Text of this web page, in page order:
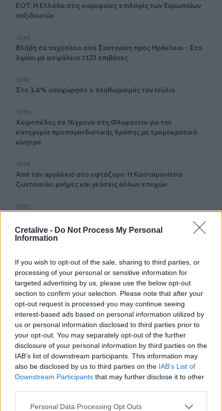
Cretalive - Do Not Process My Personal
Information
If you wish to opt-out of the sale, sharing to third parties, or
processing of your personal or sensitive information for
targeted advertising by us, please use the below opt-out
section to confirm your selection. Please note that after your
opt-out request is processed you may continue seeing
interest-based ads based on personal information utilized by
us or personal information disclosed to third parties prior to
your opt-out. You may separately opt-out of the further
disclosure of your personal information by third parties on the
IAB’s list of downstream participants. This information may
also be disclosed by us to third parties on the IAB’s List of
Downstream Participants that may further disclose it to other
Personal Data Processing Opt Outs
ΕΟΤ: Η Ελλάδα στις κορυφαίες επιλογές των Ευρωπαίων
ταξιδιωτών
12:46
Βλάβη σε ταχύπλοο από Σαντορίνη προς Ηράκλειο - Στο
λιμάνι με ασφάλεια 1.123 επιβάτες
12:42
Στο 3,4% υποχώρησε ο πληθωρισμός τον Ιούλιο
12:39
Xειροπέδες σε 16χρονο στη Φλωρεντία για την
κατηγορία προπαγανδιστικής δράσης με τρομοκρατικό
κίνητρο
12:34
Από τον αργαλειό στο εφτάζυμο: Η Κασταμονίτσα
ζωντανεύει μνήμες και γεύσεις άλλων εποχών
12:32
τρεις ανθρωποκτονίες στην Ελλάδα
Λακωνία: Θανατηφόρο τροχαίο στον Κλαδά
12:23
Με τα σκάφη τους έσωσαν δεκάδες ανθρώπους - Το
"ευχαριστώ" στους ιδιώτες που συνέδραμαν στην
πυρκαγιά του Αγίου Βασιλείου
12:20
Και επίσημα το Ειδικό Χωροταξικό Πλαίσιο για τον
Τουρισμό
12:17